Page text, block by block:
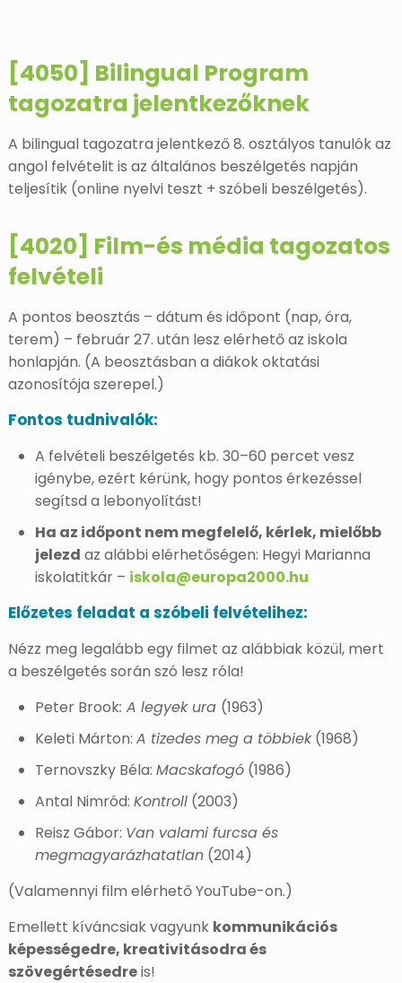
[4050] Bilingual Program
tagozatra jelentkezőknek
A bilingual tagozatra jelentkező 8. osztályos tanulók az
angol felvételit is az általános beszélgetés napján
teljesítik (online nyelvi teszt + szóbeli beszélgetés).
[4020] Film-és média tagozatos
felvételi
A pontos beosztás – dátum és időpont (nap, óra,
terem) – február 27. után lesz elérhető az iskola
honlapján. (A beosztásban a diákok oktatási
azonosítója szerepel.)
Fontos tudnivalók:
A felvételi beszélgetés kb. 30–60 percet vesz
igénybe, ezért kérünk, hogy pontos érkezéssel
segítsd a lebonyolítást!
Ha az időpont nem megfelelő, kérlek, mielőbb
jelezd az alábbi elérhetőségen: Hegyi Marianna
iskolatitkár – iskola@europa2000.hu
Előzetes feladat a szóbeli felvételihez:
Nézz meg legalább egy filmet az alábbiak közül, mert
a beszélgetés során szó lesz róla!
Peter Brook: A legyek ura (1963)
Keleti Márton: A tizedes meg a többiek(1968)
Ternovszky Béla: Macskafogó(1986)
Antal Nimród: Kontroll(2003)
Reisz Gábor: Van valami furcsa és
megmagyarázhatatlan(2014)
(Valamennyi film elérhető YouTube-on.)
Emellett kíváncsiak vagyunk kommunikációs
képességedre, kreativitásodra és
szövegértésedreis!